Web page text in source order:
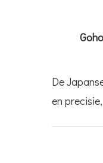
De
en